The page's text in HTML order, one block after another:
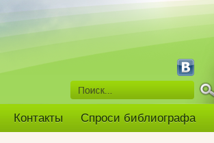
Контакты Спроси библиографа